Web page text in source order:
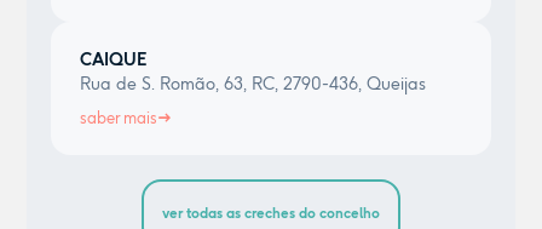
CAIQUE
Rua de S. Romão, 63, RC, 2790-436, Queijas
saber mais
ver todas as creches do concelho